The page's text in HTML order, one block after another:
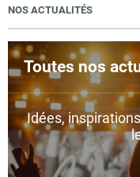
NOS ACTUALITÉS
Toutes nos
Idées,